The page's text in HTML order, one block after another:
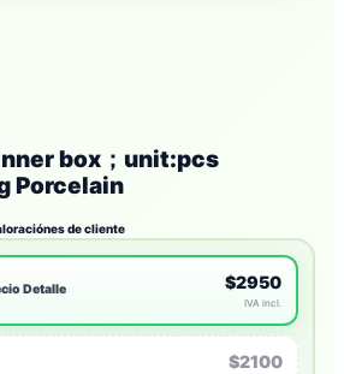
box；unit:pcs
Porcelain
de cliente
Detalle $2950
IVA incl.
$2100